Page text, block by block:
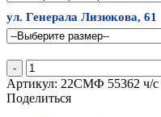
ул. Генерала Лизюкова, 61
Количество
товара
Ботинки
Шаговита
Артикул: 22СМФ 55362 ч/с
Поделиться